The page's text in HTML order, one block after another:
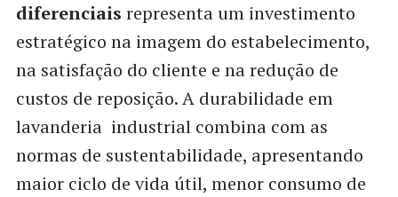
diferenciais representa um investimento
estratégico na imagem do estabelecimento,
na satisfação do cliente e na redução de
custos de reposição. A durabilidade em
lavanderia industrial combina com as
normas de sustentabilidade, apresentando
maior ciclo de vida útil, menor consumo de